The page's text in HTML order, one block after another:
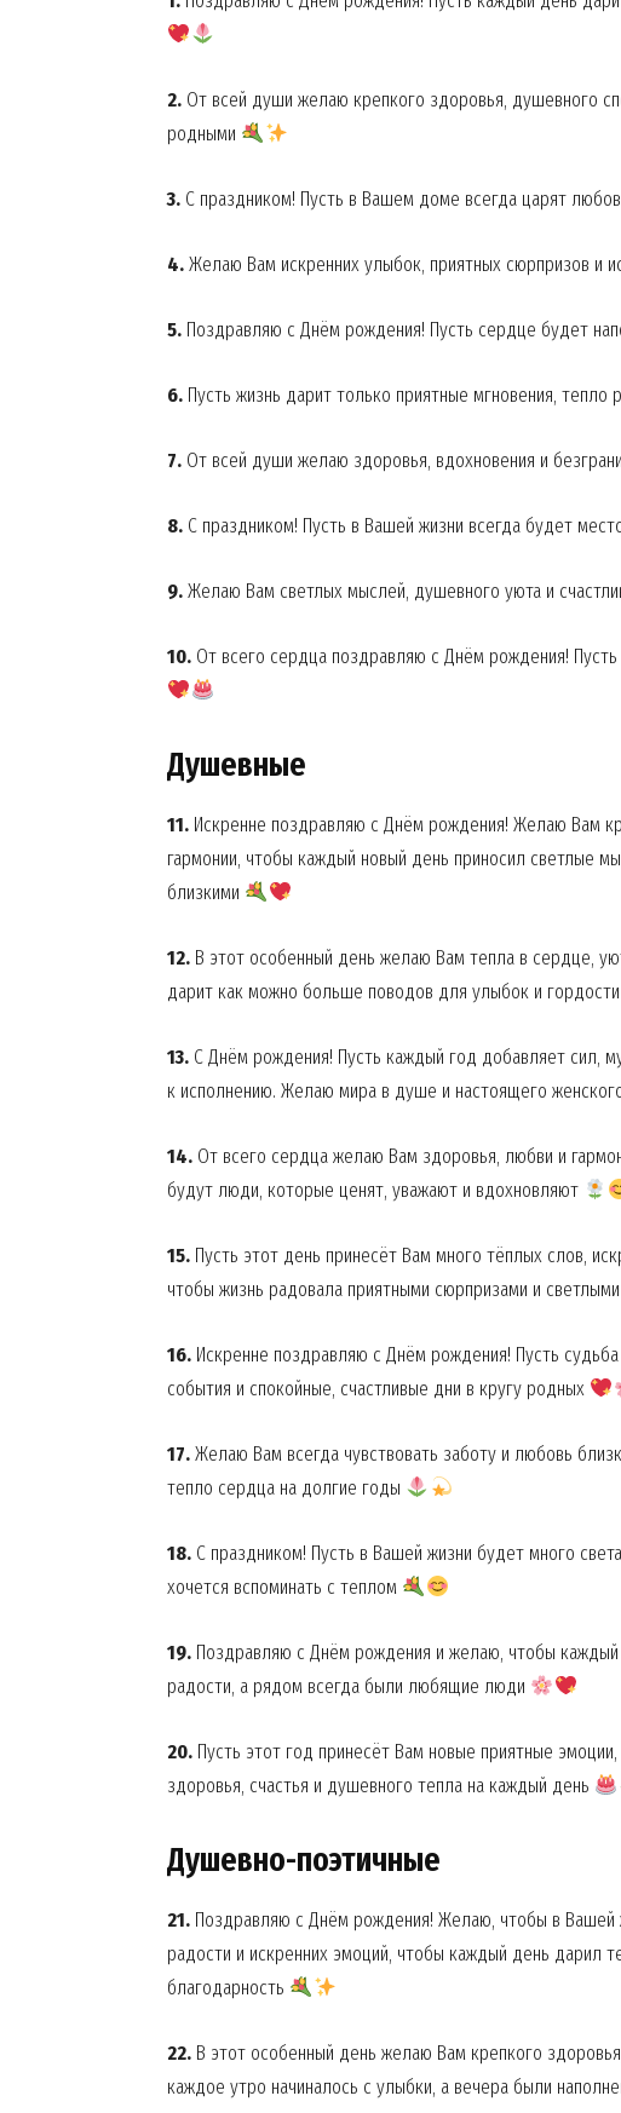
News Week
Magazine PRO
2. От всей души желаю крепкого здоровья, душевного
родными
3. С праздником! Пусть в Вашем доме всегда царят
4.Желаю Вам искренних улыбок, приятных сюрпризов и
5. Поздравляю с Днём рождения! Пусть сердце будет
6. Пусть жизнь дарит только приятные мгновения,
7. От всей души желаю здоровья, вдохновения и
8. С праздником! Пусть в Вашей жизни всегда будет
9.Желаю Вам светлых мыслей, душевного уюта и
10. От всего сердца поздравляю с Днём рождения!
Душевные
11. Искренне поздравляю с Днём рождения! Желаю Вам
гармонии, чтобы каждый новый день приносил светлые
близкими
12. В этот особенный день желаю Вам тепла в сердце,
дарит как можно больше поводов для улыбок и гордости
13. С Днём рождения! Пусть каждый год добавляет сил,
к исполнению. Желаю мира в душе и настоящего
14. От всего сердца желаю Вам здоровья, любви и
будут люди, которые ценят, уважают и вдохновляют
15. Пусть этот день принесёт Вам много тёплых слов,
чтобы жизнь радовала приятными сюрпризами и
16. Искренне поздравляю с Днём рождения! Пусть
события и спокойные, счастливые дни в кругу родных
17.Желаю Вам всегда чувствовать заботу и любовь
тепло сердца на долгие годы
18. С праздником! Пусть в Вашей жизни будет много
хочется вспоминать с теплом
19. Поздравляю с Днём рождения и желаю, чтобы каждый
радости, а рядом всегда были любящие люди
20. Пусть этот год принесёт Вам новые приятные
здоровья, счастья и душевного тепла на каждый день
Душевно-поэтичные
21. Поздравляю с Днём рождения! Желаю, чтобы в Вашей
радости и искренних эмоций, чтобы каждый день дарил
благодарность
22. В этот особенный день желаю Вам крепкого
каждое утро начиналось с улыбки, а вечера были